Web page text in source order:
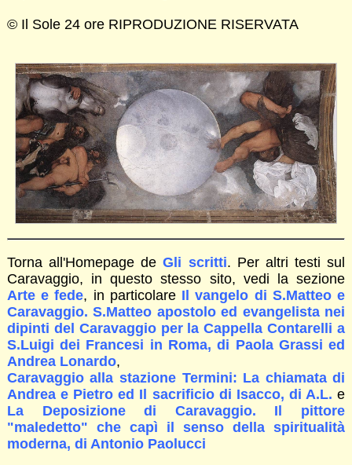
© Il Sole 24 ore RIPRODUZIONE RISERVATA
Torna all'Homepage deGli scritti. Per altri testi sul
Caravaggio, in questo stesso sito, vedi la sezione
Arte e fede, in particolare Il vangelo di S.Matteo e
Caravaggio. S.Matteo apostolo ed evangelista nei
dipinti del Caravaggio per la Cappella Contarelli a
S.Luigi dei Francesi in Roma, di Paola Grassi ed
Andrea Lonardo,
Caravaggio alla stazione Termini: La chiamata di
Andrea e Pietro ed Il sacrificio di Isacco, di A.L. e
La Deposizione di Caravaggio. Il pittore
"maledetto" che capì il senso della spiritualità
moderna, di Antonio Paolucci